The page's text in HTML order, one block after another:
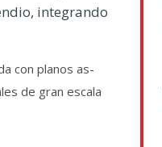
integrando
con planos as-
de gran escala